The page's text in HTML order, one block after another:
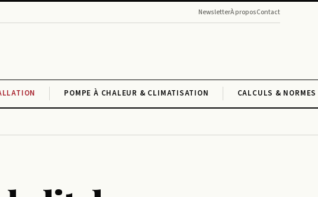
NewsletterÀ proposContact
POMPE À CHALEUR & CLIMATISATION CALCULS &